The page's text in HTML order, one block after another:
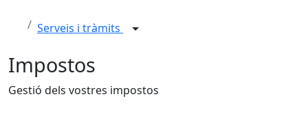
Serveis i tràmits
Impostos
Gestió dels vostres impostos